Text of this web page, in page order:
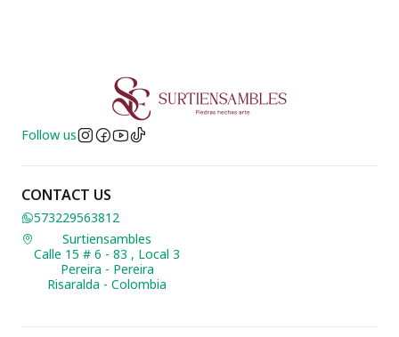
Follow us
CONTACT US
573229563812
Surtiensambles
Calle 15 # 6 - 83 , Local 3
Pereira - Pereira
Risaralda - Colombia